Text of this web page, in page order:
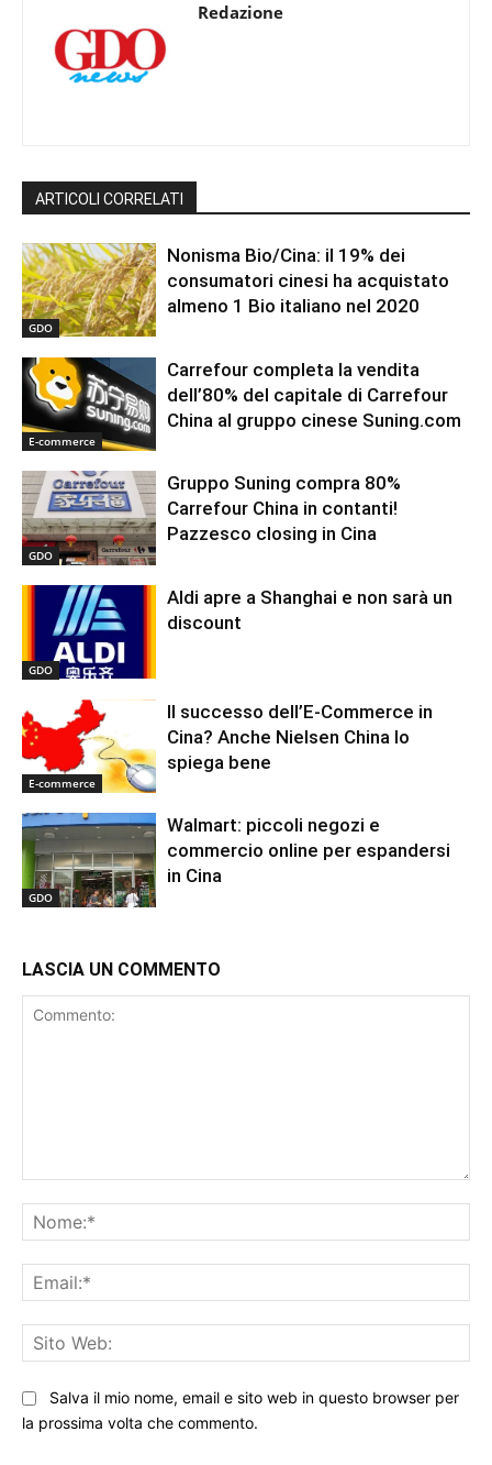
Redazione
ARTICOLI CORRELATI
GDO
Nonisma Bio/Cina: il 19% dei
consumatori cinesi ha acquistato
almeno 1 Bio italiano nel 2020
E-commerce
Carrefour completa la vendita
dell’80% del capitale di Carrefour
China al gruppo cinese Suning.com
GDO
Gruppo Suning compra 80%
Carrefour China in contanti!
Pazzesco closing in Cina
GDO
Aldi apre a Shanghai e non sarà un
discount
E-commerce
Il successo dell’E-Commerce in
Cina? Anche Nielsen China lo
spiega bene
GDO
Walmart: piccoli negozi e
commercio online per espandersi
in Cina
LASCIA UN COMMENTO
Salva il mio nome, email e sito web in questo browser per
la prossima volta che commento.